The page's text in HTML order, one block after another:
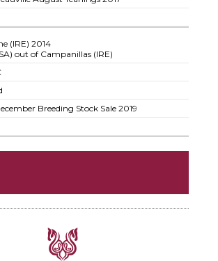
(IRE) 2014
out of Campanillas (IRE)
Breeding Stock Sale 2019